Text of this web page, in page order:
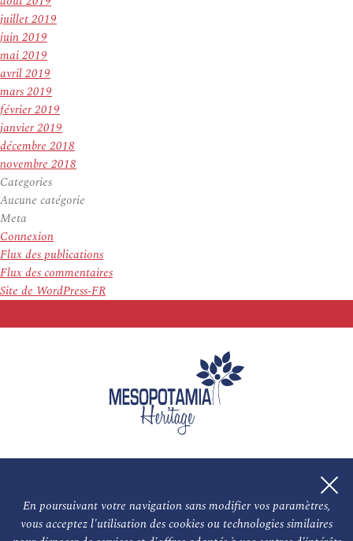
En poursuivant votre navigation sans modifier vos paramètres,
vous acceptez l'utilisation des cookies ou technologies similaires
juillet 2019
juin 2019
mai 2019
avril 2019
mars 2019
février 2019
janvier 2019
décembre 2018
novembre 2018
Categories
Aucune catégorie
Meta
Connexion
Flux des publications
Flux des commentaires
Site de WordPress-FR
L'association NOS PARTENAIRES